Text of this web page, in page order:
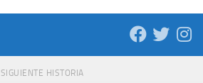
SIGUIENTE HISTORIA